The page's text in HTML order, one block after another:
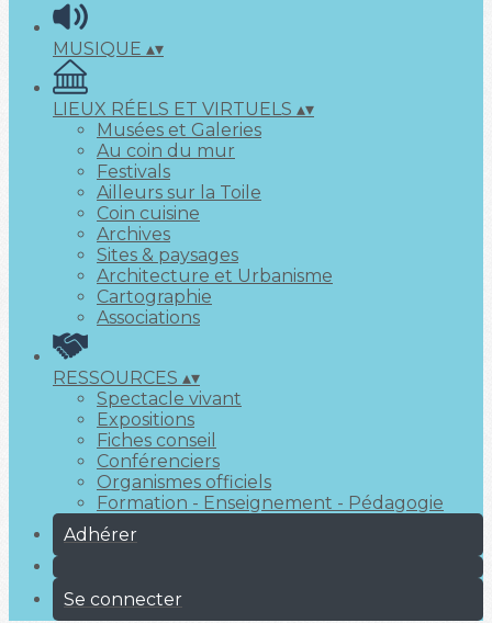
MUSIQUE ▴▾
LIEUX RÉELS ET VIRTUELS ▴▾
Musées et Galeries
Au coin du mur
Festivals
Ailleurs sur la Toile
Coin cuisine
Archives
Sites & paysages
Architecture et Urbanisme
Cartographie
Associations
RESSOURCES ▴▾
Spectacle vivant
Expositions
Fiches conseil
Conférenciers
Organismes officiels
Formation - Enseignement - Pédagogie
Adhérer
Se connecter